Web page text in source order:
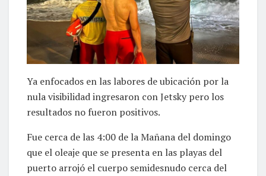
Ya enfocados en las labores de ubicación por la
nula visibilidad ingresaron con Jetsky pero los
resultados no fueron positivos.
Fue cerca de las 4:00 de la Mañana del domingo
que el oleaje que se presenta en las playas del
puerto arrojó el cuerpo semidesnudo cerca del